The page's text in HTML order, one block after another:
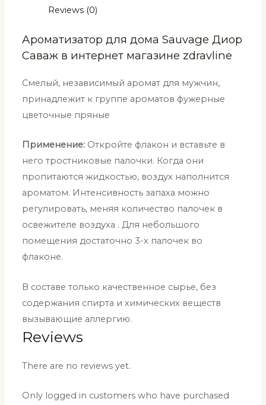
мл
quantity
Reviews (0)
Ароматизатор для дома Sauvage Диор
Саваж в интернет магазине zdravline
Смелый, независимый аромат для мужчин,
принадлежит к группе ароматов фужерные
цветочные пряные
Применение: Откройте флакон и вставьте в
него тростниковые палочки. Когда они
пропитаются жидкостью, воздух наполнится
ароматом. Интенсивность запаха можно
регулировать, меняя количество палочек в
освежителе воздуха . Для небольшого
помещения достаточно 3-х палочек во
флаконе.
В составе только качественное сырье, без
содержания спирта и химических веществ
вызывающие аллергию.
Reviews
There are no reviews yet.
Only logged in customers who have purchased